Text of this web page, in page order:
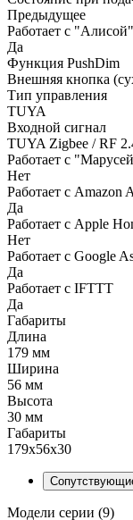
Предыдущее
Работает с "Алисой"
Да
Функция PushDim
Внешняя кнопка
Тип управления
TUYA
Входной сигнал
TUYA Zigbee / RF
Работает с
Нет
Работает с Amazon
Да
Работает с Apple
Нет
Работает с Google
Да
Работает с IFTTT
Да
Габариты
Длина
179 мм
Ширина
56 мм
Высота
30 мм
Габариты
179x56x30
Модели серии (9)